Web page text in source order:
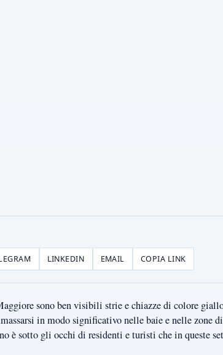
LINKEDIN EMAIL COPIA LINK
sono ben visibili strie e chiazze di colore
in modo significativo nelle baie e nelle zone
è sotto gli occhi di residenti e turisti che in queste